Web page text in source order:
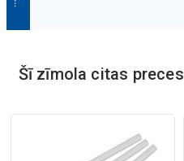
Mākslīgā intelekta aprakstsŠī zīmola citas preces